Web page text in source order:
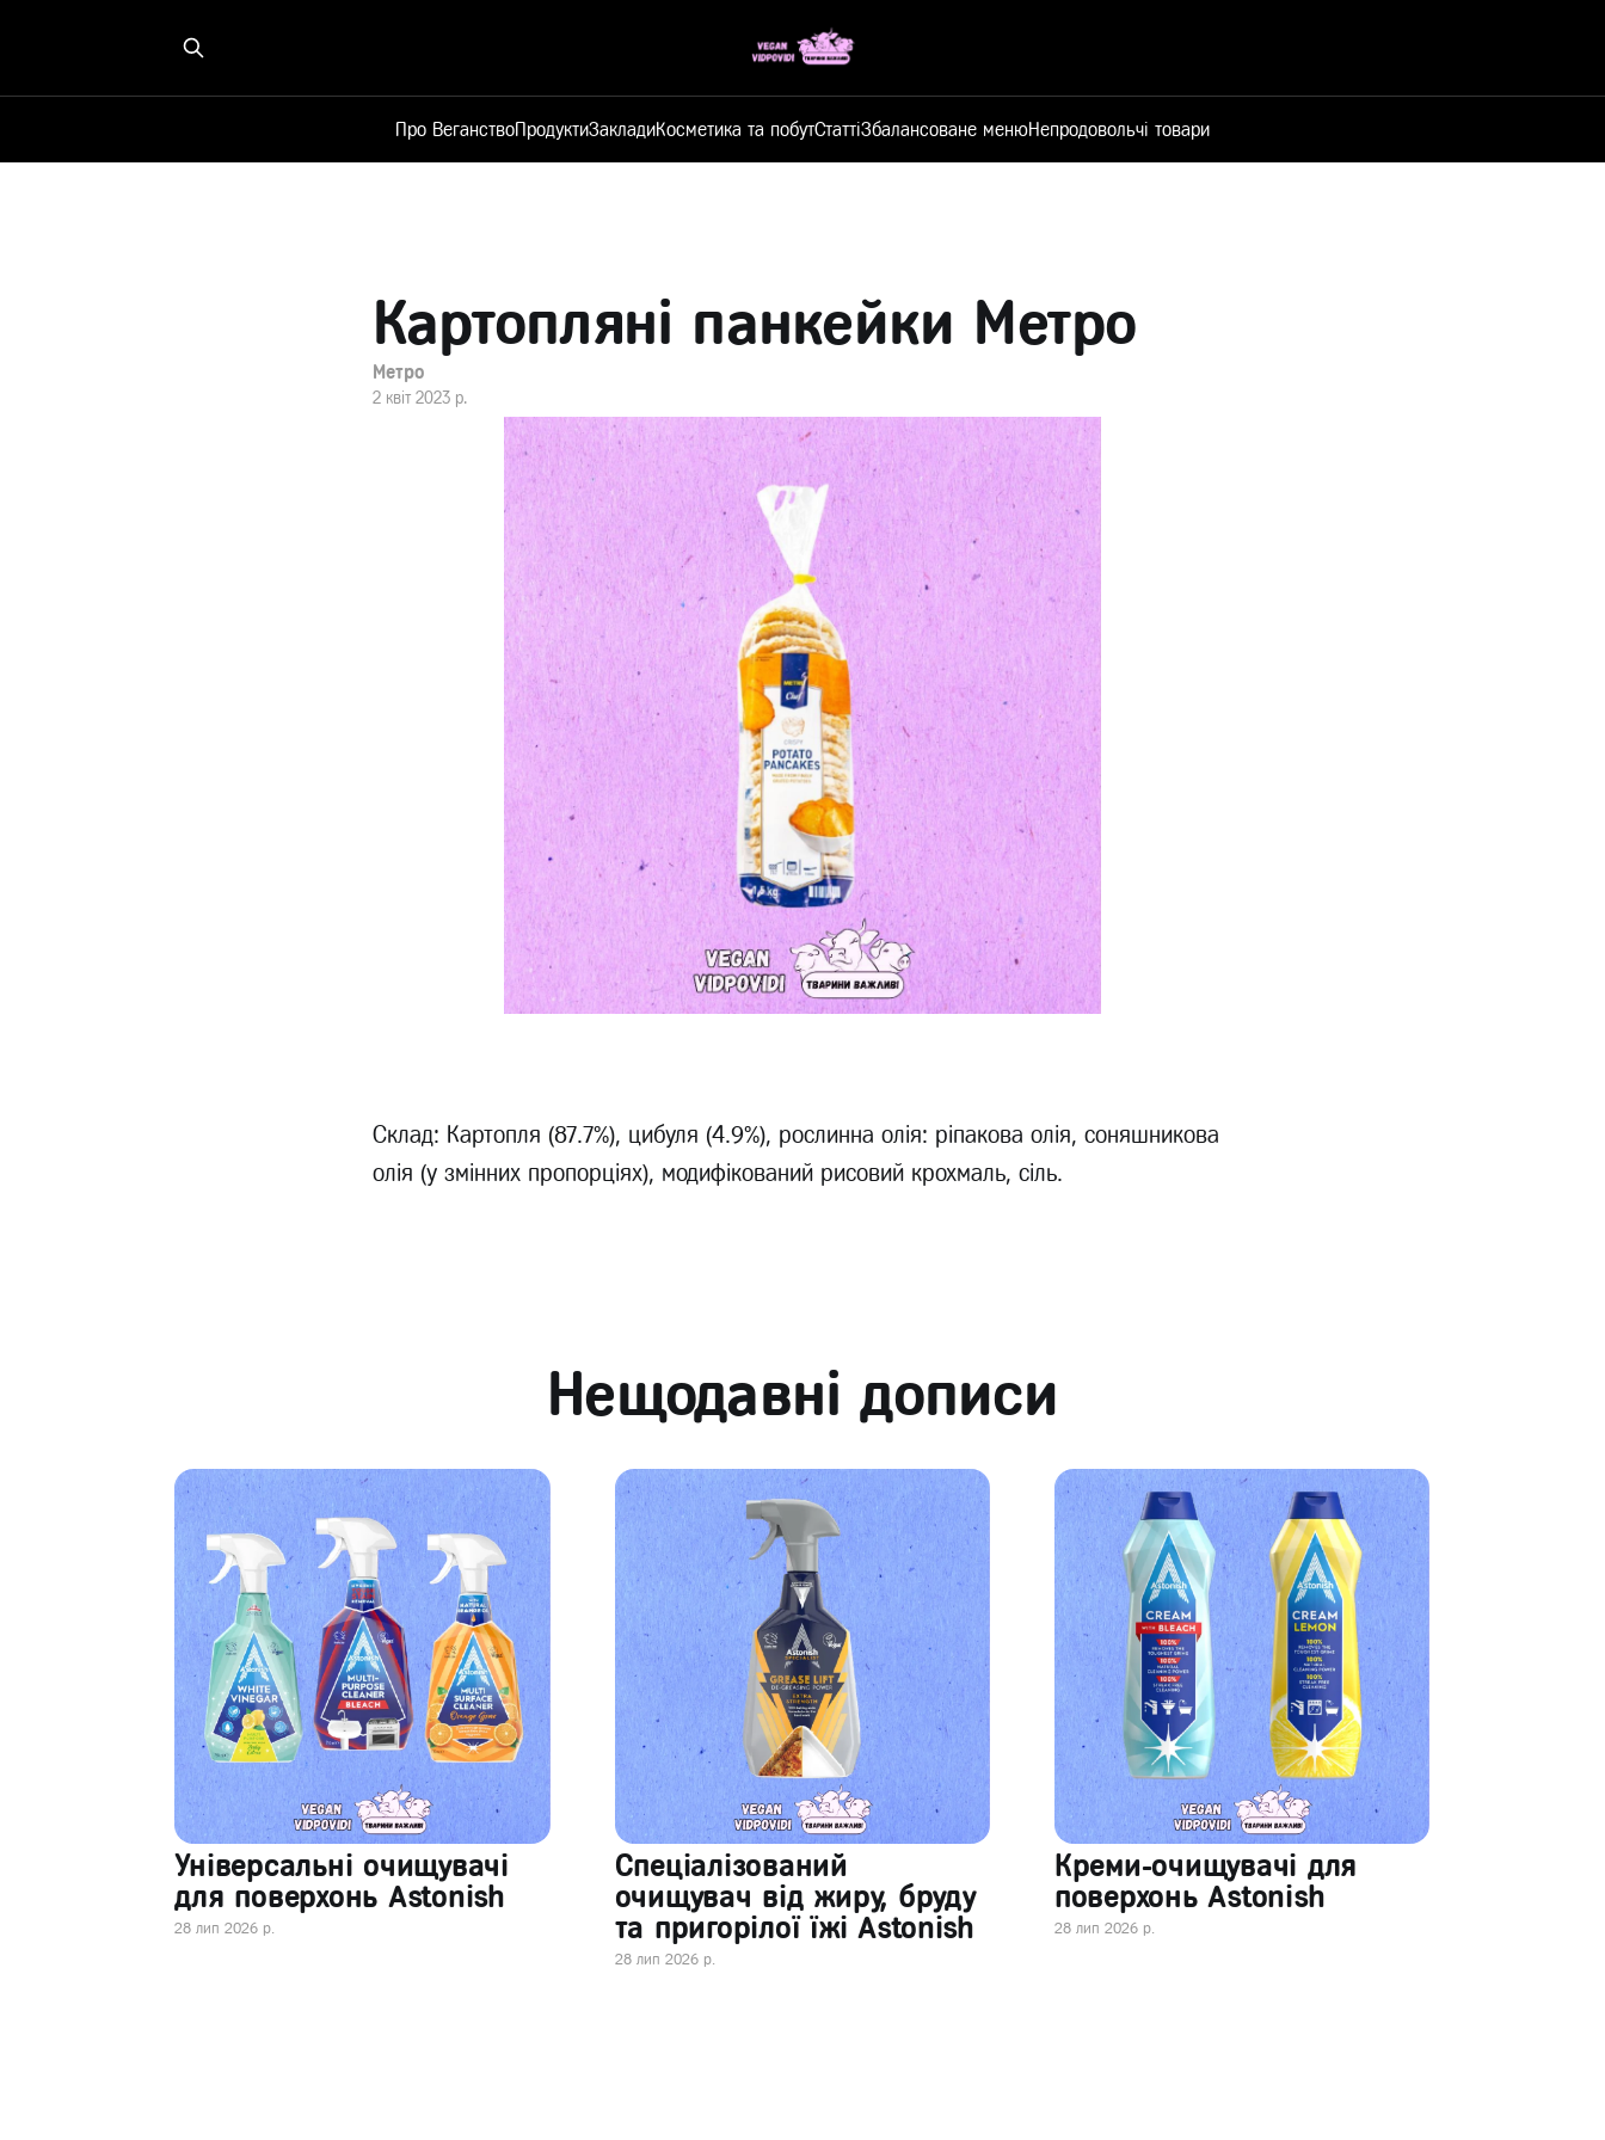
Про ВеганствоПродуктиЗакладиКосметика та побутСтаттіЗбалансоване менюНепродовольчі товари
Картопляні панкейки Метро
Метро
2 квіт 2023 р.
Склад: Картопля (87.7%), цибуля (4.9%), рослинна олія: ріпакова олія, соняшникова
олія (у змінних пропорціях), модифікований рисовий крохмаль, сіль.
Нещодавні дописи
Універсальні очищувачі
для поверхонь Astonish
28 лип 2026 р.
Спеціалізований
очищувач від жиру, бруду
та пригорілої їжі Astonish
28 лип 2026 р.
Креми-очищувачі для
поверхонь Astonish
28 лип 2026 р.